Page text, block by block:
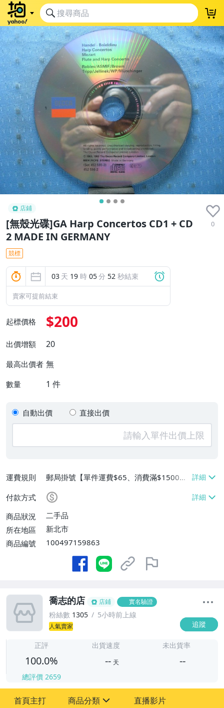
店鋪
[無殼光碟]GA Harp Concertos CD1 + CD
2 MADE IN GERMANY
0
競標
03 天 19 時 05分 51 秒結束
賣家可提前結束
起標價格 $200
出價增額 20
最高出價者 無
數量 1 件
自動出價 直接出價
運費規則
郵局掛號【單件運費$65、消費滿$1500免
運費】
付款方式
商品狀況
二手品
所在地區
新北市
商品編號
100497159863
喬志的店 店鋪 實名驗證
粉絲數 1305 5小時前上線
人氣賣家 追蹤
正評
100.0%
總評價 2659
出貨速度
-- 天
未出貨率
--
首頁主打 商品分類 直播影片